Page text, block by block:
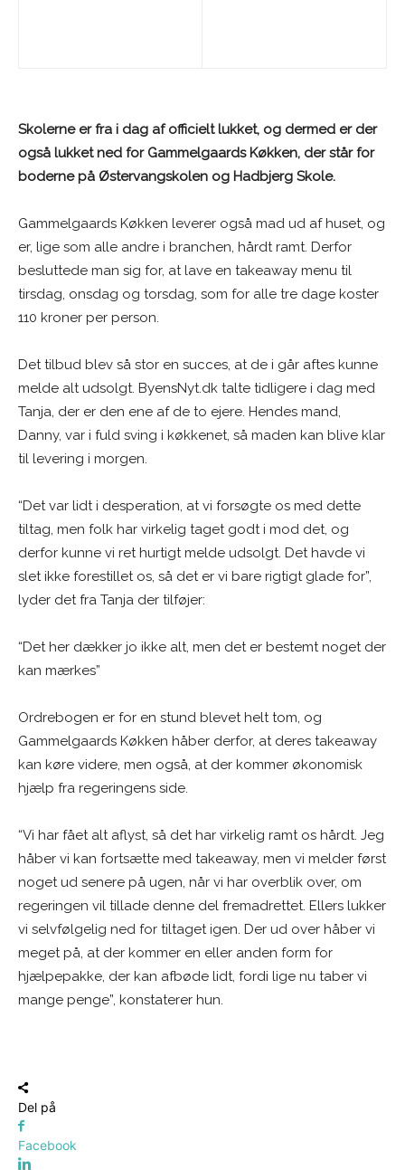
Skolerne er fra i dag af officielt lukket, og dermed er der
også lukket ned for Gammelgaards Køkken, der står for
boderne på Østervangskolen og Hadbjerg Skole.
Gammelgaards Køkken leverer også mad ud af huset, og
er, lige som alle andre i branchen, hårdt ramt. Derfor
besluttede man sig for, at lave en takeaway menu til
tirsdag, onsdag og torsdag, som for alle tre dage koster
110 kroner per person.
Det tilbud blev så stor en succes, at de i går aftes kunne
melde alt udsolgt. ByensNyt.dk talte tidligere i dag med
Tanja, der er den ene af de to ejere. Hendes mand,
Danny, var i fuld sving i køkkenet, så maden kan blive klar
til levering i morgen.
“Det var lidt i desperation, at vi forsøgte os med dette
tiltag, men folk har virkelig taget godt i mod det, og
derfor kunne vi ret hurtigt melde udsolgt. Det havde vi
slet ikke forestillet os, så det er vi bare rigtigt glade for”,
lyder det fra Tanja der tilføjer:
“Det her dækker jo ikke alt, men det er bestemt noget der
kan mærkes”
Ordrebogen er for en stund blevet helt tom, og
Gammelgaards Køkken håber derfor, at deres takeaway
kan køre videre, men også, at der kommer økonomisk
hjælp fra regeringens side.
“Vi har fået alt aflyst, så det har virkelig ramt os hårdt. Jeg
håber vi kan fortsætte med takeaway, men vi melder først
noget ud senere på ugen, når vi har overblik over, om
regeringen vil tillade denne del fremadrettet. Ellers lukker
vi selvfølgelig ned for tiltaget igen. Der ud over håber vi
meget på, at der kommer en eller anden form for
hjælpepakke, der kan afbøde lidt, fordi lige nu taber vi
mange penge”, konstaterer hun.
Del på
Facebook